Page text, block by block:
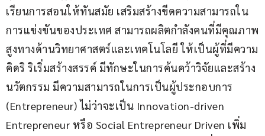
เรียนการสอนให้ทันสมัย เสริมสร้างขีดความสามารถใน
การแข่งขันของประเทศ สามารถผลิตกำลังคนที่มีคุณภาพ
สูงทางด้านวิทยาศาสตร์และเทคโนโลยี ให้เป็นผู้ที่มีความ
คิดริ ริเริ่มสร้างสรรค์ มีทักษะในการค้นคว้าวิจัยและสร้าง
นวัตกรรม มีความสามารถในการเป็นผู้ประกอบการ
(Entrepreneur) ไม่ว่าจะเป็น Innovation-driven
Entrepreneur หรือ Social Entrepreneur Driven เพิ่ม